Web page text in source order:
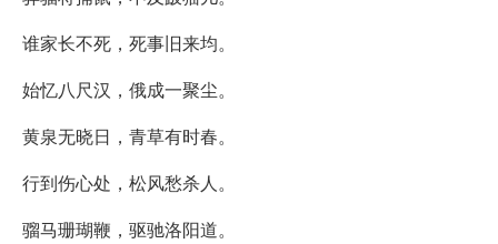
谁家长不死，死事旧来均。
始忆八尺汉，俄成一聚尘。
黄泉无晓日，青草有时春。
行到伤心处，松风愁杀人。
骝马珊瑚鞭，驱驰洛阳道。